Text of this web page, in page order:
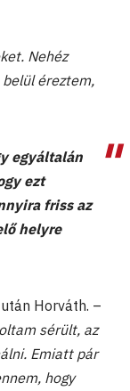
Nehéz
éreztem,
egyáltalán
ezt
friss az
helyre
Horváth. –
sérült, az
Emiatt pár
hogy